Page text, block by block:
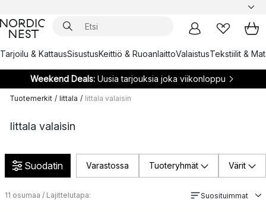
Tarjoilu & KattausSisustusKeittiö & RuoanlaittoValaistusTekstiilit &
Weekend Deals:Uusia tarjouksia joka viikonloppu
Tuotemerkit / Iittala / Iittala valaisin
Iittala valaisin
Suodatin Varastossa Tuoteryhmät Värit
11 osumaa / Lajittelutapa: Suosituimmat